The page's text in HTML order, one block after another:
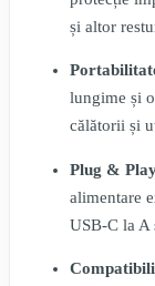
și altor
lungime și
călătorii și
Plug &
alimentare
USB-C la A